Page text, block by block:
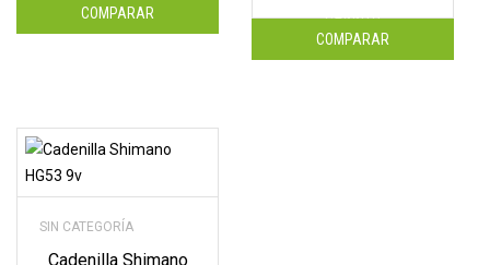
COMPARAR
CARRITO
COMPARAR
SIN CATEGORÍA
Cadenilla Shimano